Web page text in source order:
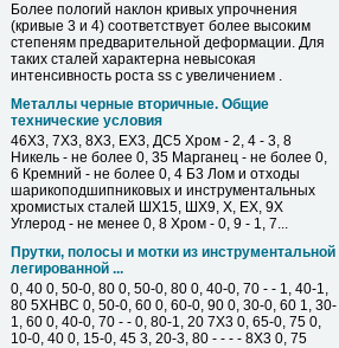
Более пологий наклон кривых упрочнения
(кривые 3 и 4) соответствует более высоким
степеням предварительной деформации. Для
таких сталей характерна невысокая
интенсивность роста ss с увеличением .
Металлы черные вторичные. Общие
технические условия
46Х3, 7Х3, 8Х3, ЕХ3, ДС5 Хром - 2, 4 - 3, 8
Никель - не более 0, 35 Марганец - не более 0,
6 Кремний - не более 0, 4 Б3 Лом и отходы
шарикоподшипниковых и инструментальных
хромистых сталей ШХ15, ШХ9, X, EX, 9X
Углерод - не менее 0, 8 Хром - 0, 9 - 1, 7...
Прутки, полосы и мотки из инструментальной
легированной ...
0, 40 0, 50-0, 80 0, 50-0, 80 0, 40-0, 70 - - 1, 40-1,
80 5ХНВС 0, 50-0, 60 0, 60-0, 90 0, 30-0, 60 1, 30-
1, 60 0, 40-0, 70 - - 0, 80-1, 20 7Х3 0, 65-0, 75 0,
10-0, 40 0, 15-0, 45 3, 20-3, 80 - - - - 8Х3 0, 75